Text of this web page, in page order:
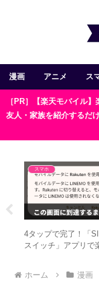
漫画 アニメ ス
［PR］【楽天モバイル
友人・家族を紹介するだ
スマホ
4タップで完了！「
スイッチ」アプリで
ホーム
漫画